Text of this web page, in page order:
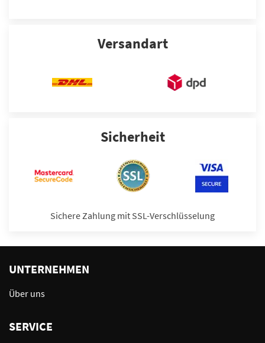
Versandart
Sicherheit
Sichere Zahlung mit SSL-Verschlüsselung
UNTERNEHMEN
Über uns
SERVICE